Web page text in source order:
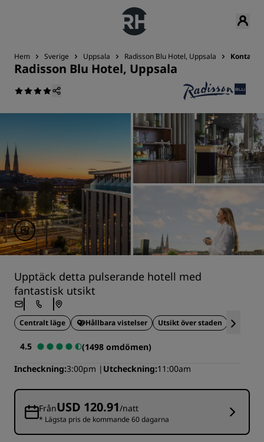
Hem Sverige Uppsala Radisson Blu Hotel, Uppsala Kontakt
Radisson Blu Hotel, Uppsala
Upptäck detta pulserande hotell med
fantastisk utsikt
Centralt läge Hållbara vistelser Utsikt över staden Perfekt
4.5
(1498 omdömen)
Incheckning 3:00pm Utcheckning 11:00am
FrånUSD 120.91/natt
* Lägsta pris de kommande 60 dagarna